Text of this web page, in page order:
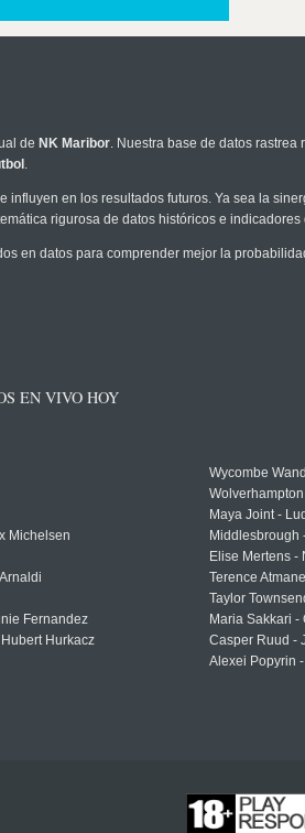
de NK Maribor. Nuestra base de datos
.
influyen en los resultados futuros. Ya sea la
rigurosa de datos históricos e
en datos para comprender mejor la
EN VIVO HOY
Michelsen
Fernandez
Hurkacz
Wycombe
Maya Joint -
Middlesbrough
Elise Mertens -
Terence
Taylor
Maria Sakkari -
Casper Ruud -
Alexei Popyrin